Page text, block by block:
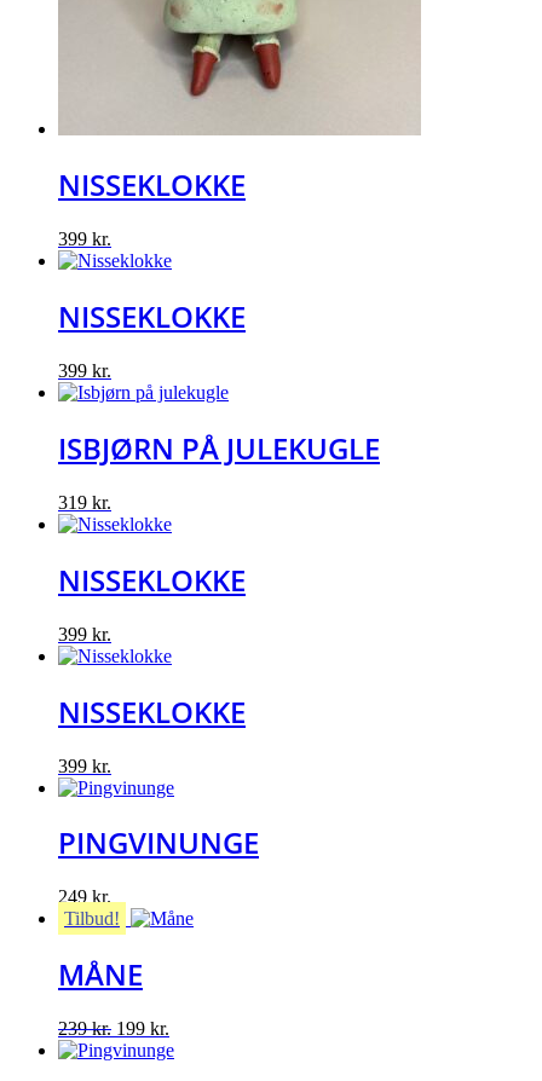
NISSEKLOKKE
399 kr.
NISSEKLOKKE
399 kr.
ISBJØRN PÅ JULEKUGLE
319 kr.
NISSEKLOKKE
399 kr.
NISSEKLOKKE
399 kr.
PINGVINUNGE
249 kr.
Tilbud!
MÅNE
239kr. Original
price
199 kr.
price